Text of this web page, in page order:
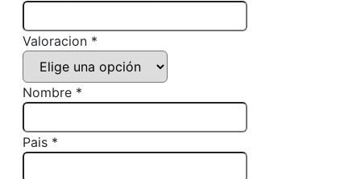
Valoracion *
Nombre *
Pais *